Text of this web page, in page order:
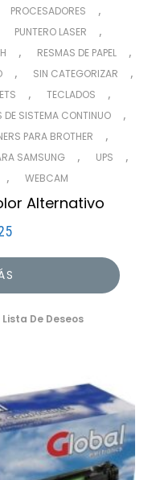
PROCESADORES ,
PUNTERO LASER ,
, RESMAS DE PAPEL ,
, SIN CATEGORIZAR ,
, TECLADOS ,
DE SISTEMA CONTINUO ,
PARA BROTHER ,
SAMSUNG , UPS ,
, WEBCAM
Alternativo
Lista De Deseos